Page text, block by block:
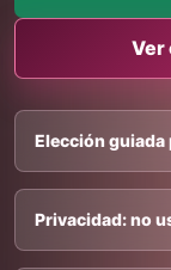
Ver
Elección
Privacidad: no